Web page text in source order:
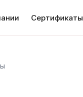
Сертификаты